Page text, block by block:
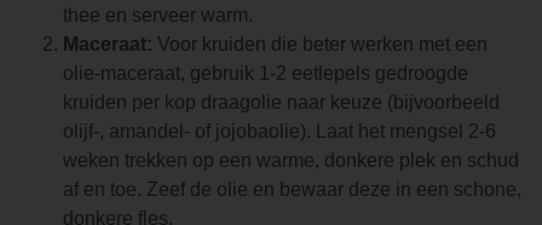
thee en serveer warm.
Maceraat: Voor kruiden die beter werken met een
olie-maceraat, gebruik 1-2 eetlepels gedroogde
kruiden per kop draagolie naar keuze (bijvoorbeeld
olijf-, amandel- of jojobaolie). Laat het mengsel 2-6
weken trekken op een warme, donkere plek en schud
af en toe. Zeef de olie en bewaar deze in een schone,
donkere fles.